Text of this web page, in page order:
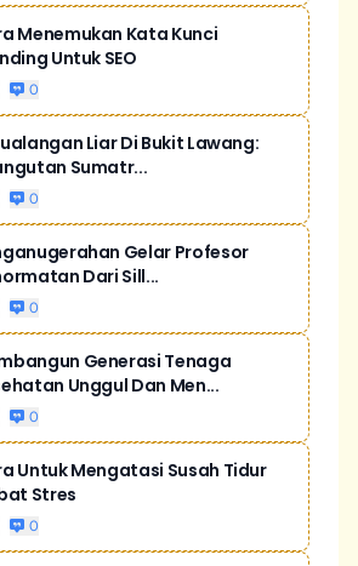
Menemukan Kata Kunci
Untuk SEO
0
Liar Di Bukit Lawang:
Sumatr...
0
Gelar Profesor
Dari Sill...
0
Generasi Tenaga
Unggul Dan Men...
0
Untuk Mengatasi Susah Tidur
Stres
0